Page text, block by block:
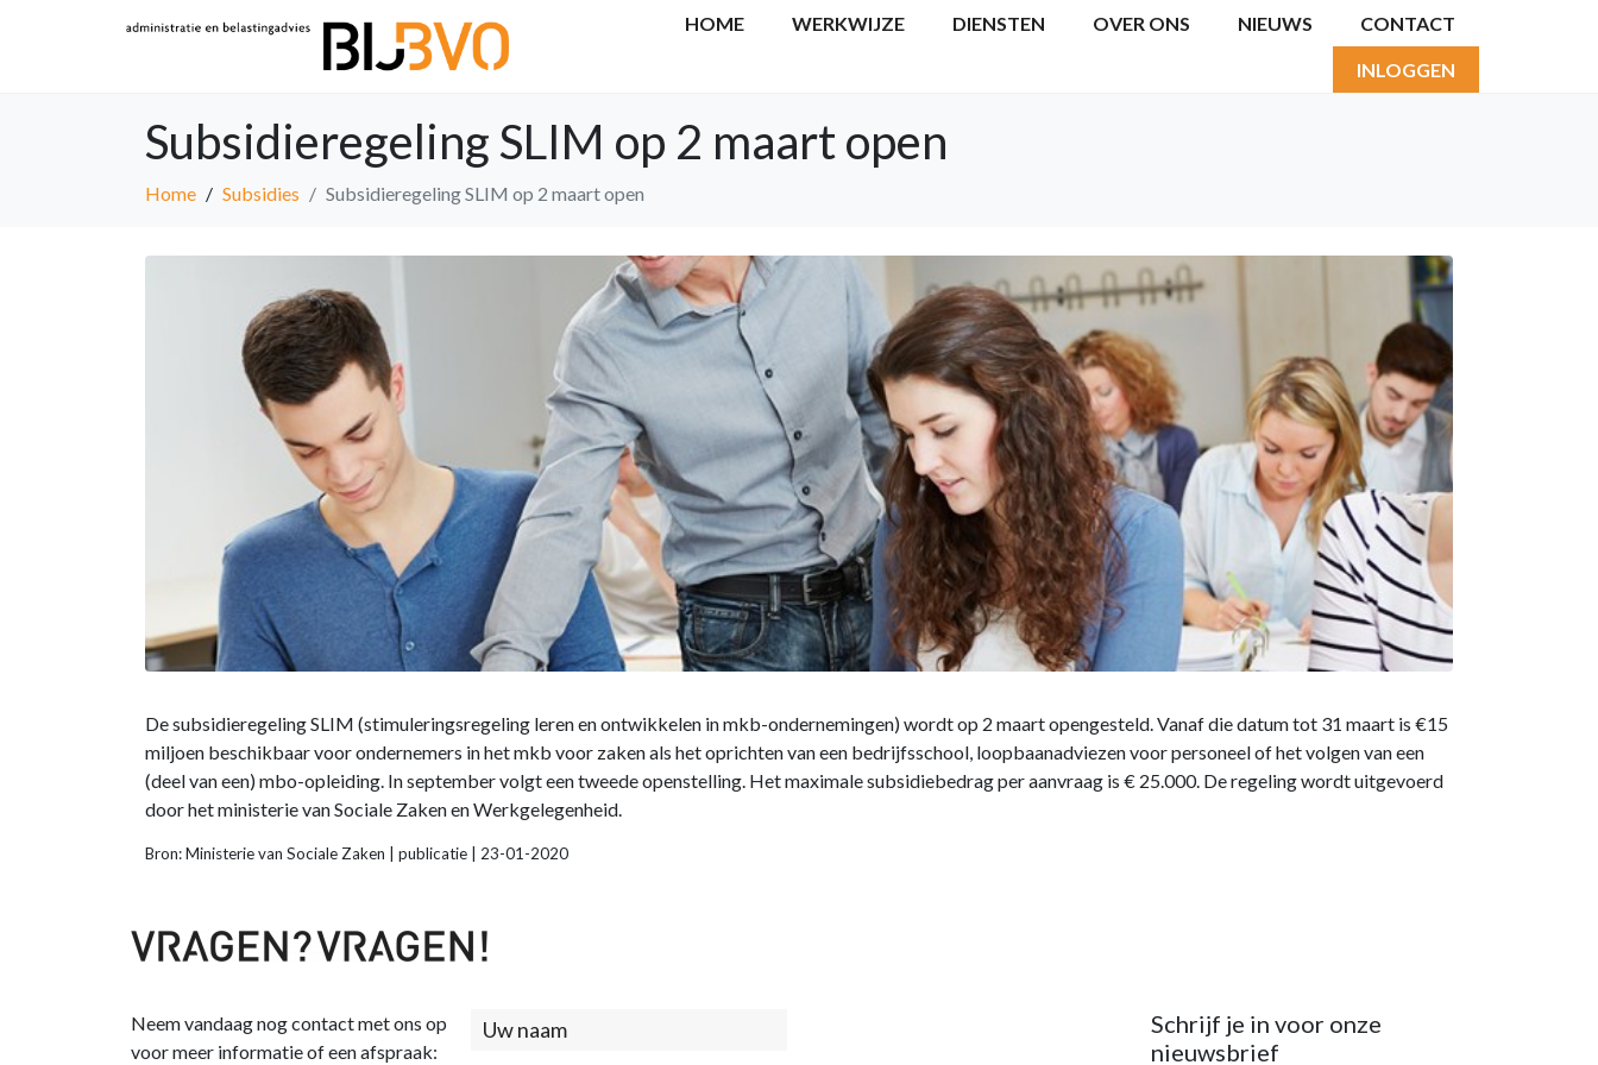
HOME WERKWIJZE DIENSTEN OVER ONS NIEUWS CONTACT
INLOGGEN
Subsidieregeling SLIM op 2 maart open
Home Subsidies Subsidieregeling SLIM op 2 maart open
De subsidieregeling SLIM (stimuleringsregeling leren en ontwikkelen in mkb-ondernemingen) wordt op 2 maart opengesteld. Vanaf die datum tot 31 maart is €15
miljoen beschikbaar voor ondernemers in het mkb voor zaken als het oprichten van een bedrijfsschool, loopbaanadviezen voor personeel of het volgen van een
(deel van een) mbo-opleiding. In september volgt een tweede openstelling. Het maximale subsidiebedrag per aanvraag is € 25.000. De regeling wordt uitgevoerd
door het ministerie van Sociale Zaken en Werkgelegenheid.
Bron: Ministerie van Sociale Zaken | publicatie | 23-01-2020
Neem vandaag nog contact met ons op
voor meer informatie of een afspraak:
Contact
Schrijf je in voor onze
nieuwsbrief